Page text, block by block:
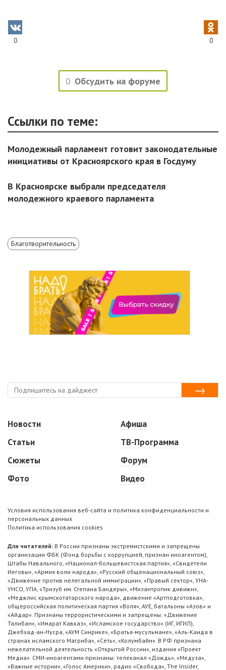
0 0
0 Обсудить на форуме
Ссылки по теме:
Молодежный парламент готовит законодательные
инициативы от Красноярского края в Госдуму
В Красноярске выбрали председателя
молодежного краевого парламента
Благотворительность
Новости
Статьи
Сюжеты
Фото
Афиша
ТВ-Программа
Форум
Видео
Условия использования веб-сайта и политика конфиденциальности и
персональных данных
Политика использования cookies
Для читателей: В России признаны экстремистскими и запрещены
организации ФБК (Фонд борьбы с коррупцией, признан иноагентом),
Штабы Навального, «Национал-большевистская партия», «Свидетели
Иеговы», «Армия воли народа», «Русский общенациональный союз»,
«Движение против нелегальной иммиграции», «Правый сектор», УНА-
УНСО, УПА, «Тризуб им. Степана Бандеры», «Мизантропик дивижн»,
«Меджлис крымскотатарского народа», движение «Артподготовка»,
общероссийская политическая партия «Воля», АУЕ, батальоны «Азов» и
«Айдар». Признаны террористическими и запрещены: «Движение
Талибан», «Имарат Кавказ», «Исламское государство» (ИГ, ИГИЛ),
Джебхад-ан-Нусра, «АУМ Синрике», «Братья-мусульмане», «Аль-Каида в
странах исламского Магриба», «Сеть», «Колумбайн». В РФ признана
нежелательной деятельность «Открытой России», издания «Проект
Медиа». СМИ-иноагентами признаны: телеканал «Дождь», «Медуза»,
«Важные истории», «Голос Америки», радио «Свобода», The Insider,